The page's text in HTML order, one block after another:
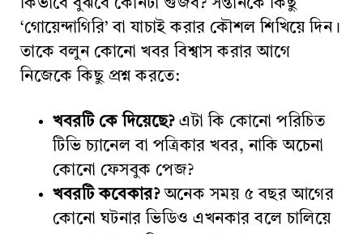
কিভাবে বুঝবে কোনটা গুজব? সন্তানকে কিছু
‘গোয়েন্দাগিরি’ বা যাচাই করার কৌশল শিখিয়ে দিন।
তাকে বলুন কোনো খবর বিশ্বাস করার আগে
নিজেকে কিছু প্রশ্ন করতে:
খবরটি কে দিয়েছে?এটা কি কোনো পরিচিত
টিভি চ্যানেল বা পত্রিকার খবর, নাকি অচেনা
কোনো ফেসবুক পেজ?
খবরটি কবেকার?অনেক সময় ৫ বছর আগের
কোনো ঘটনার ভিডিও এখনকার বলে চালিয়ে